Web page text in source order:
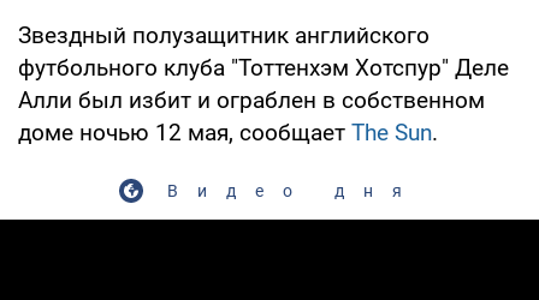
Звездный полузащитник английского
футбольного клуба "Тоттенхэм Хотспур" Деле
Алли был избит и ограблен в собственном
доме ночью 12 мая, сообщает The Sun.
Видео дня